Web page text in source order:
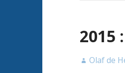
2015
Olaf de